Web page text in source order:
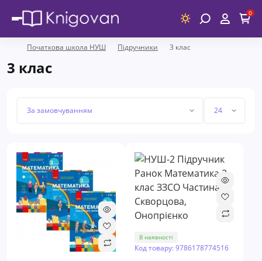
0
Початкова школа НУШ Підручники 3 клас
3 клас
В наявності
Код товару: 9786178774516